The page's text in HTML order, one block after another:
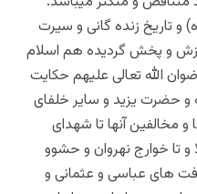
و تاریخ زنده گانی و سیرت
و پخش گردیده هم اسلام
الله تعالی علیهم حکایت
حضرت یزید و سایر خلفای
آنها تا شهدای
تا خوارج نهروان و حشوو
های عباسی و عثمانی و